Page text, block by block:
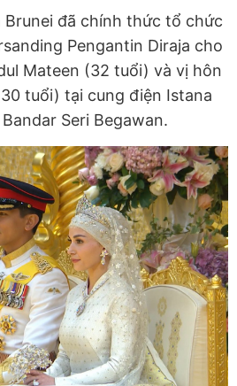
Brunei đã chính thức tổ chức
Pengantin Diraja cho
Mateen (32 tuổi) và vị hôn
tuổi) tại cung điện Istana
Seri Begawan.